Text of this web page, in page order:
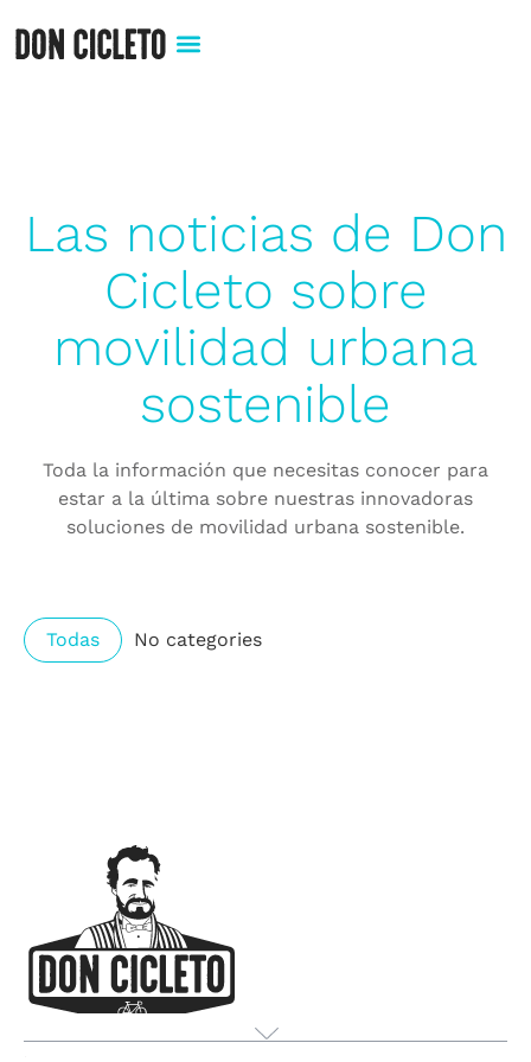
Las noticias de Don
Cicleto sobre
movilidad urbana
sostenible​
Toda la información que necesitas conocer para
estar a la última sobre nuestras innovadoras
soluciones de movilidad urbana sostenible.
Todas No categories